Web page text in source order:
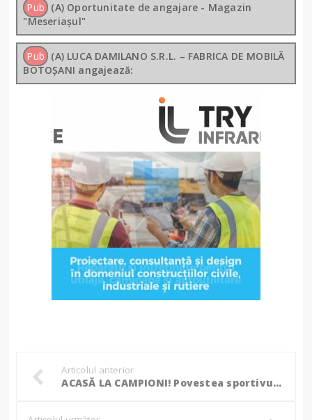
Pub (A) Oportunitate de angajare - Magazin
"Meseriașul"
Pub (A) LUCA DAMILANO S.R.L. – FABRICA DE MOBILĂ
BOTOȘANI angajează:
Articolul anterior
ACASĂ LA CAMPIONI! Povestea sportivului din Botoșani care antrenează excelența! (Foto, Video)